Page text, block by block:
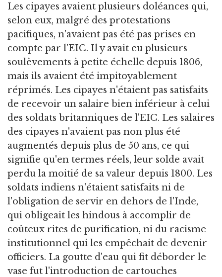
Les cipayes avaient plusieurs doléances qui,
selon eux, malgré des protestations
pacifiques, n'avaient pas été pas prises en
compte par l'EIC. Il y avait eu plusieurs
soulèvements à petite échelle depuis 1806,
mais ils avaient été impitoyablement
réprimés. Les cipayes n'étaient pas satisfaits
de recevoir un salaire bien inférieur à celui
des soldats britanniques de l'EIC. Les salaires
des cipayes n'avaient pas non plus été
augmentés depuis plus de 50 ans, ce qui
signifie qu'en termes réels, leur solde avait
perdu la moitié de sa valeur depuis 1800. Les
soldats indiens n'étaient satisfaits ni de
l'obligation de servir en dehors de l'Inde,
qui obligeait les hindous à accomplir de
coûteux rites de purification, ni du racisme
institutionnel qui les empêchait de devenir
officiers. La goutte d'eau qui fit déborder le
vase fut l'introduction de cartouches